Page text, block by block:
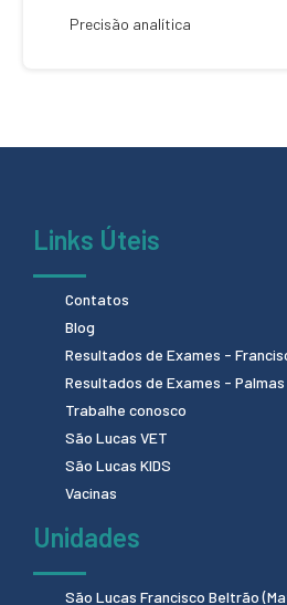
Precisão analítica
Links Úteis
Contatos
Blog
Resultados de Exames -
Resultados de Exames - Palmas
Trabalhe conosco
São Lucas VET
São Lucas KIDS
Vacinas
Unidades
São Lucas Francisco Beltrão